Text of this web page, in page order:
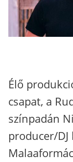
Élő
csapat, a
színpadán
producer/